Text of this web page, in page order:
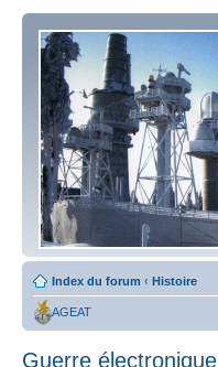
Index du forum ‹ Histoire
AGEAT
Guerre électronique